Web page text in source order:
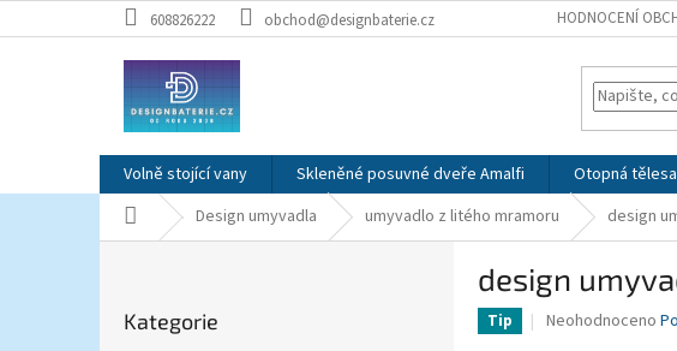
na
608826222 obchod@designbaterie.cz HODNOCENÍ
Volně stojící vany Skleněné posuvné dveře Amalfi Otopná
Domů Design umyvadla umyvadlo z litého mramoru design
kategorie
Kategorie
design
Tip
Průměrné
Neohodnoceno